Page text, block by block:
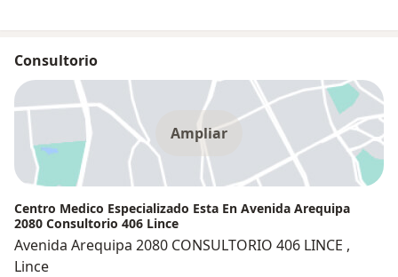
Consultorio
Ampliar
Centro Medico Especializado Esta En Avenida Arequipa
2080 Consultorio 406 Lince
Avenida Arequipa 2080 CONSULTORIO 406 LINCE ,
Lince